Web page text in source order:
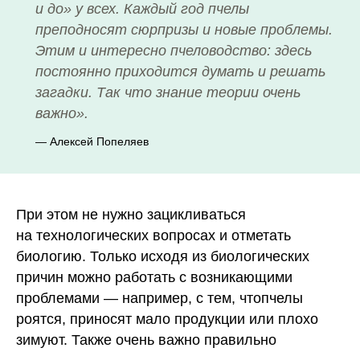
и до» у всех. Каждый год пчелы
преподносят сюрпризы и новые проблемы.
Этим и интересно пчеловодство: здесь
постоянно приходится думать и решать
загадки. Так что знание теории очень
важно».
— Алексей Попеляев
При этом не нужно зацикливаться
на технологических вопросах и отметать
биологию. Только исходя из биологических
причин можно работать с возникающими
проблемами — например, с тем, чтопчелы
роятся, приносят мало продукции или плохо
зимуют. Также очень важно правильно